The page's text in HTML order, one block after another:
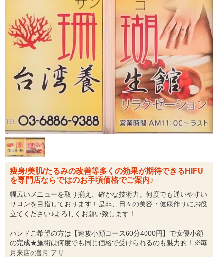
痩身/美肌/たるみの改善等多くの効果が期待できるHIFU
を専門店ならではのお手頃価格でご案内♪
幅広いメニューを取り揃え、確かな技術力。何度でも通いやすい
サロンを目指しております！是非、日々の美容・健康作りにお役
立てください♪よろしくお願い致します！
ハンドご希望の方は【速攻小顔コース60分4000円】で女優小顔
の完成★施術は何度でも同じ価格で受けられるのも魅力的！※毎
月来店の割引アリ